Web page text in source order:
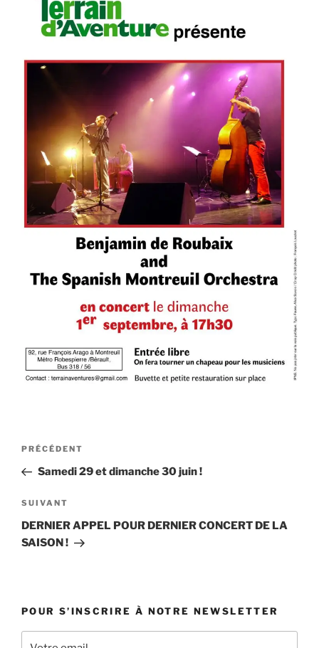
Navigation
l’article
Article
précédent
PRÉCÉDENT
Samedi 29 et dimanche 30 juin !
Article
suivant
SUIVANT
DERNIER APPEL POUR DERNIER CONCERT DE LA
SAISON !
POUR S’INSCRIRE À NOTRE NEWSLETTER